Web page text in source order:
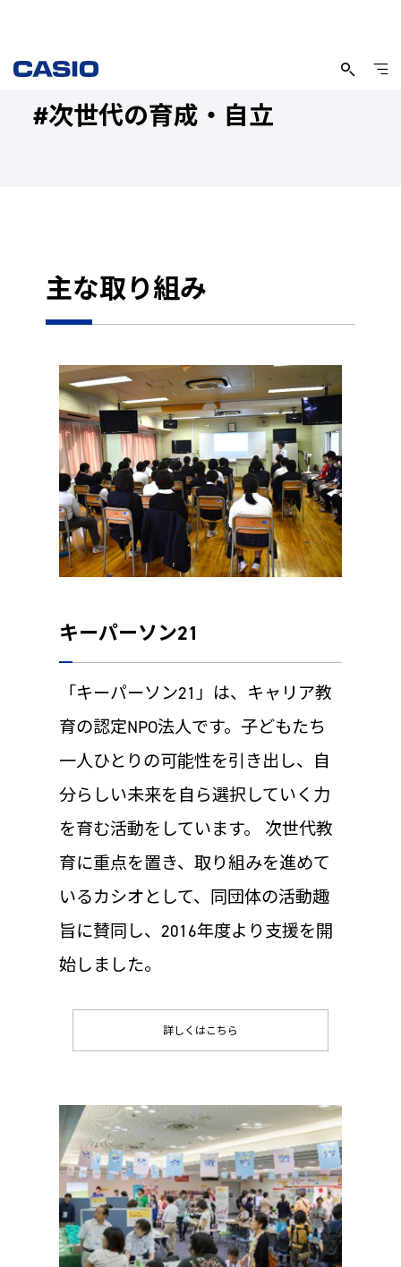
#次世代の育成・自立
主な取り組み
キーパーソン21
「キーパーソン21」は、キャリア教
育の認定NPO法⼈です。⼦どもたち
⼀⼈ひとりの可能性を引き出し、⾃
分らしい未来を⾃ら選択していく⼒
を育む活動をしています。 次世代教
育に重点を置き、取り組みを進めて
いるカシオとして、同団体の活動趣
旨に賛同し、2016年度より⽀援を開
始しました。
詳しくはこちら